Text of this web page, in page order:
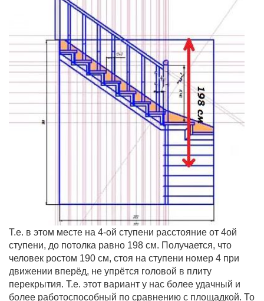
Т.е. в этом месте на 4-ой ступени расстояние от 4ой
ступени, до потолка равно 198 см. Получается, что
человек ростом 190 см, стоя на ступени номер 4 при
движении вперёд, не упрётся головой в плиту
перекрытия. Т.е. этот вариант у нас более удачный и
более работоспособный по сравнению с площадкой. То